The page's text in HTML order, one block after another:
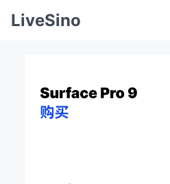
LiveSino